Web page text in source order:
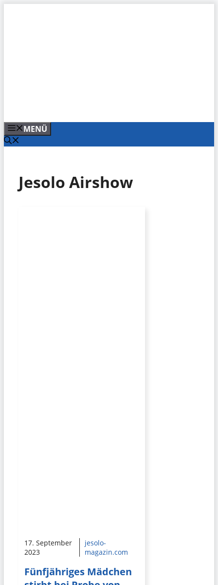
MENÜ
Jesolo Airshow
17. September
2023
jesolo-
magazin.com
Fünfjähriges Mädchen